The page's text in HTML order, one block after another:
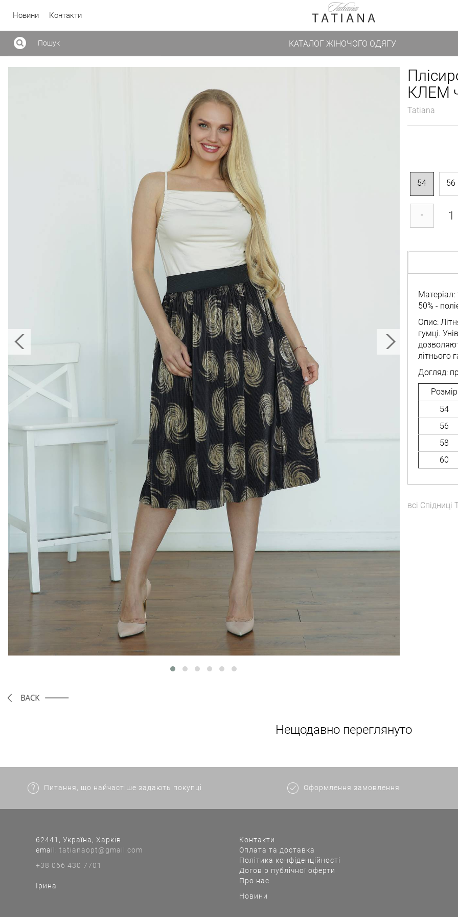
Новини Контакти
КАТАЛОГ ЖІНОЧОГО ОДЯГУ
КЛЕМ
Tatiana
54 56
-
Матеріал:
50% -
Опис:
гумці.
літнього
Догляд:
Розмір
54
56
58
60
всі Спідниці
Нещодавно переглянуто
Питання, що найчастіше задають покупці Оформлення замовлення
62441, Україна, Харків
еmail: tatianaopt@gmail.com
+38 066 430 7701
Ірина
Контакти
Оплата та доставка
Політика конфіденційності
Договір публічної оферти
Про нас
Новини